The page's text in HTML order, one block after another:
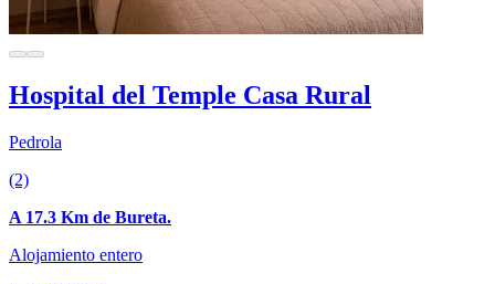
Hospital del Temple Casa Rural
Pedrola
(2)
A 17.3 Km de Bureta.
Alojamiento entero